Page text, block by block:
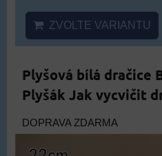
ZVOLTE VARIANTU
Plyšová bílá dračice
Plyšák Jak vycvičit
DOPRAVA ZDARMA